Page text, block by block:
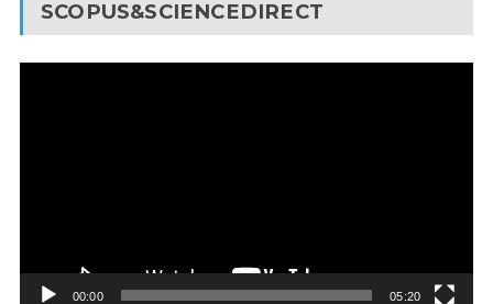
SCOPUS&SCIENCEDIRECT
00:00 05:20